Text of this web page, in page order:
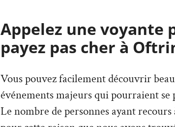
Appelez une voyante
payez pas cher à
Vous pouvez facilement découvrir
événements majeurs qui pourraient se
Le nombre de personnes ayant recours